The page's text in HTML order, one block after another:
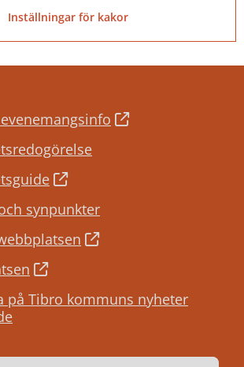
synpunkter
på Tibro kommuns nyheter
Inställningar för kakor